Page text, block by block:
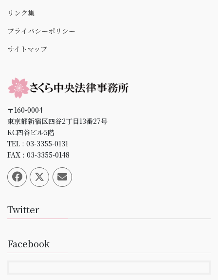
リンク集
プライバシーポリシー
サイトマップ
〒160-0004
東京都新宿区四谷2丁目13番27号
KC四谷ビル5階
TEL : 03-3355-0131
FAX : 03-3355-0148
Twitter
Facebook